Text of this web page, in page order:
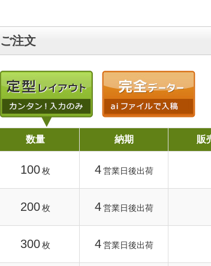
ご注文
数量 納期 販
100 枚 4 営業日後出荷
200 枚 4 営業日後出荷
300 枚 4 営業日後出荷